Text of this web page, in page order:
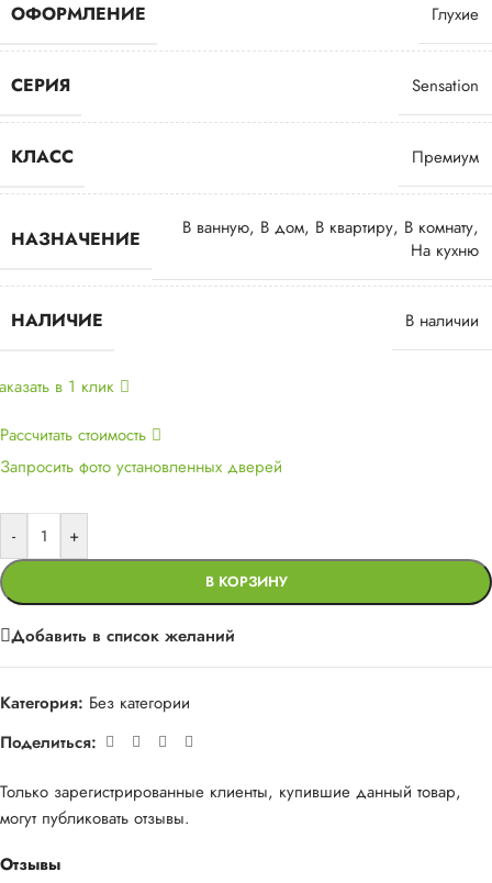
ОФОРМЛЕНИЕ Глухие
СЕРИЯ Sensation
КЛАСС Премиум
НАЗНАЧЕНИЕ В ванную, В дом, В квартиру, В комнату,
На кухню
НАЛИЧИЕ В наличии
в 1 клик
Рассчитать стоимость
Запросить фото установленных дверей
- +
В КОРЗИНУ
Добавить в список желаний
Категория: Без категории
Поделиться:
Отзывы
Только зарегистрированные клиенты, купившие данный товар,
могут публиковать отзывы.